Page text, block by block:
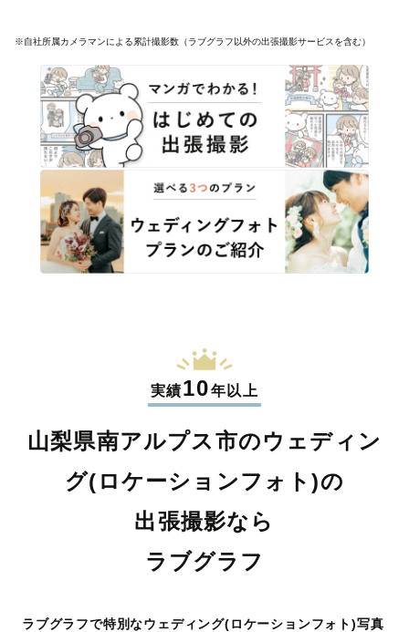
※自社所属カメラマンによる累計撮影数（ラブグラフ以外の出張撮影サービスを含む）
実績10年以上
山梨県南アルプス市のウェディン
グ(ロケーションフォト)の
出張撮影なら
ラブグラフ
ラブグラフで特別なウェディング(ロケーションフォト)写真